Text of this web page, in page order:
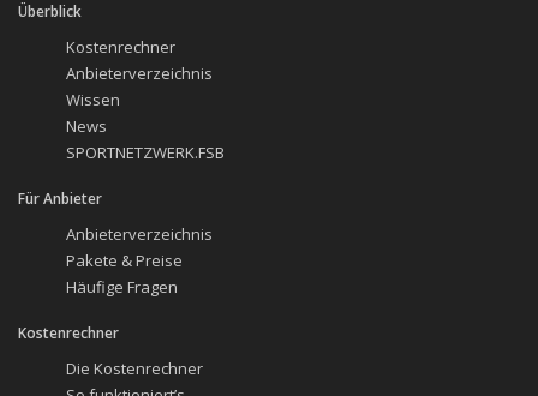
Überblick
Kostenrechner
Anbieterverzeichnis
Wissen
News
SPORTNETZWERK.FSB
Für Anbieter
Anbieterverzeichnis
Pakete & Preise
Häufige Fragen
Kostenrechner
Die Kostenrechner